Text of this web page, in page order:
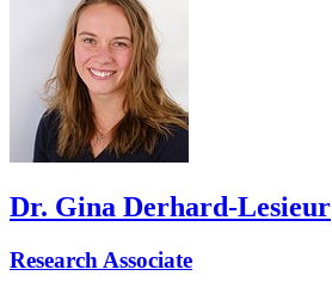
Dr. Gina Derhard-Lesieur
Research Associate